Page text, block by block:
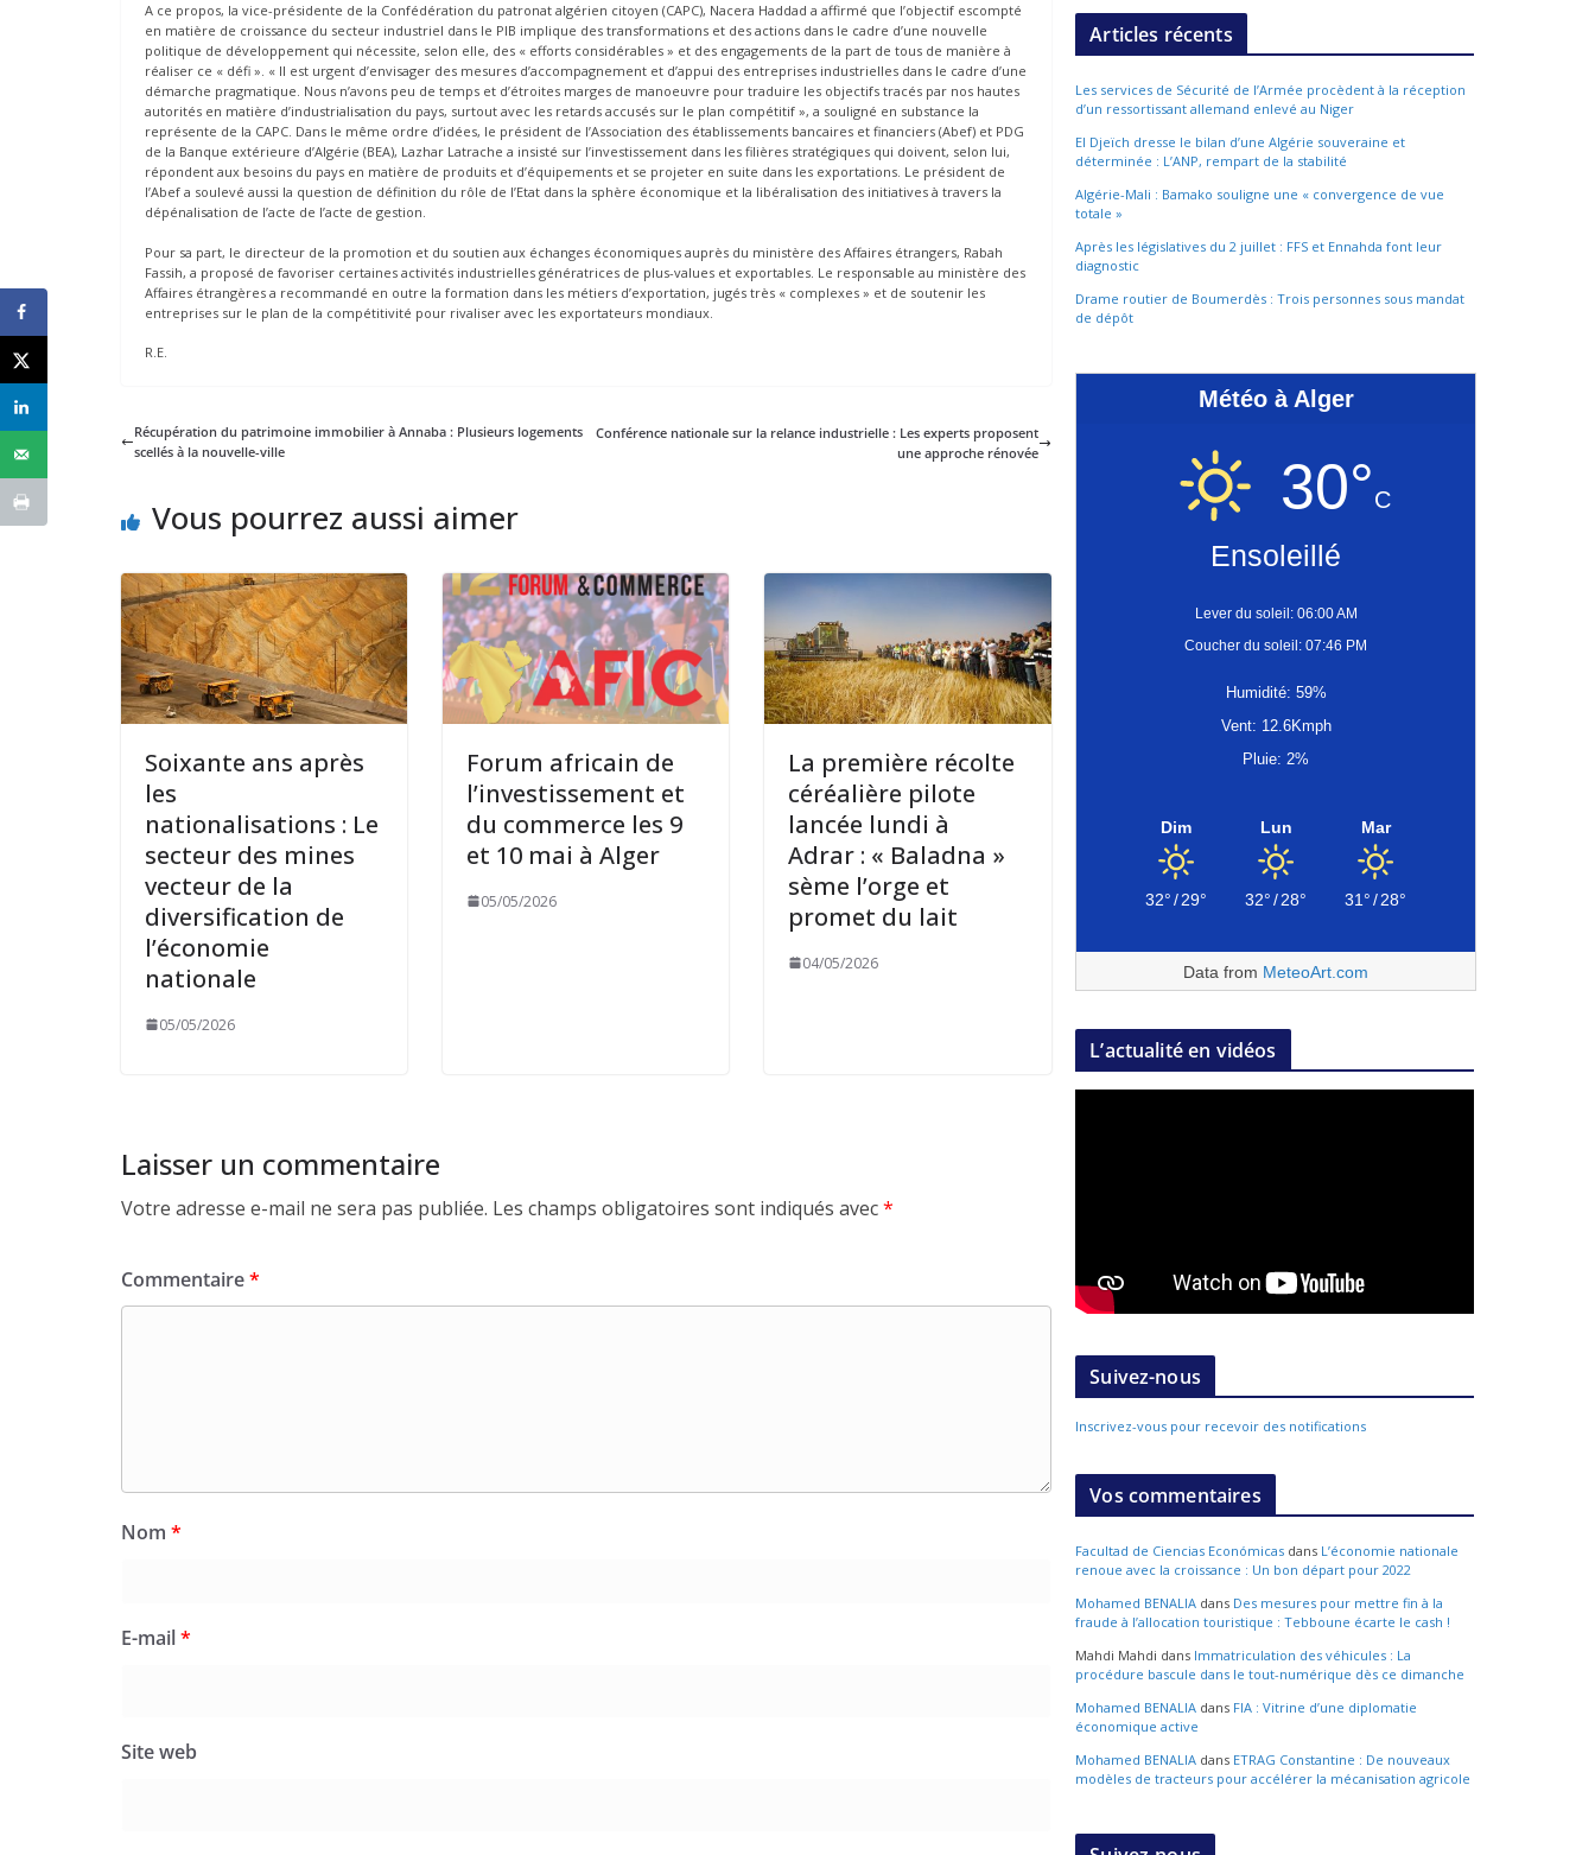
A ce propos, la vice-présidente de la Confédération du patronat algérien citoyen (CAPC), Nacera Haddad a affirmé que l’objectif escompté
en matière de croissance du secteur industriel dans le PIB implique des transformations et des actions dans le cadre d’une nouvelle
politique de développement qui nécessite, selon elle, des « efforts considérables » et des engagements de la part de tous de manière à
réaliser ce « défi ». « Il est urgent d’envisager des mesures d’accompagnement et d’appui des entreprises industrielles dans le cadre d’une
démarche pragmatique. Nous n’avons peu de temps et d’étroites marges de manoeuvre pour traduire les objectifs tracés par nos hautes
autorités en matière d’industrialisation du pays, surtout avec les retards accusés sur le plan compétitif », a souligné en substance la
représente de la CAPC. Dans le même ordre d’idées, le président de l’Association des établissements bancaires et financiers (Abef) et PDG
de la Banque extérieure d’Algérie (BEA), Lazhar Latrache a insisté sur l’investissement dans les filières stratégiques qui doivent, selon lui,
répondent aux besoins du pays en matière de produits et d’équipements et se projeter en suite dans les exportations. Le président de
l’Abef a soulevé aussi la question de définition du rôle de l’Etat dans la sphère économique et la libéralisation des initiatives à travers la
dépénalisation de l’acte de l’acte de gestion.
Pour sa part, le directeur de la promotion et du soutien aux échanges économiques auprès du ministère des Affaires étrangers, Rabah
Fassih, a proposé de favoriser certaines activités industrielles génératrices de plus-values et exportables. Le responsable au ministère des
Affaires étrangères a recommandé en outre la formation dans les métiers d’exportation, jugés très « complexes » et de soutenir les
entreprises sur le plan de la compétitivité pour rivaliser avec les exportateurs mondiaux.
R.E.
Récupération du patrimoine immobilier à Annaba : Plusieurs logements
scellés à la nouvelle-ville
Conférence nationale sur la relance industrielle : Les experts proposent
une approche rénovée
Vous pourrez aussi aimer
Soixante ans après
les
nationalisations : Le
secteur des mines
vecteur de la
diversification de
l’économie
nationale
05/05/2026
Forum africain de
l’investissement et
du commerce les 9
et 10 mai à Alger
05/05/2026
La première récolte
céréalière pilote
lancée lundi à
Adrar : « Baladna »
sème l’orge et
promet du lait
04/05/2026
Laisser un commentaire
Votre adresse e-mail ne sera pas publiée. Les champs obligatoires sont indiqués avec*
Commentaire*
Nom *
E-mail*
Site web
Articles récents
Les services de Sécurité de l’Armée procèdent à la réception
d’un ressortissant allemand enlevé au Niger
El Djeïch dresse le bilan d’une Algérie souveraine et
déterminée : L’ANP, rempart de la stabilité
Algérie-Mali : Bamako souligne une « convergence de vue
totale »
Après les législatives du 2 juillet : FFS et Ennahda font leur
diagnostic
Drame routier de Boumerdès : Trois personnes sous mandat
de dépôt
Météo à Alger
30°C
Ensoleillé
Lever du soleil: 06:00 AM
Coucher du soleil: 07:46 PM
Humidité: 59%
Vent: 12.6Kmph
Pluie: 2%
Dim
32°/29°
Lun
32°/28°
Mar
31°/28°
Data from MeteoArt.com
L’actualité en vidéos
Suivez-nous
Inscrivez-vous pour recevoir des notifications
Vos commentaires
Facultad de Ciencias Económicas dans L’économie nationale
renoue avec la croissance : Un bon départ pour 2022
Mohamed BENALIA dans Des mesures pour mettre fin à la
fraude à l’allocation touristique : Tebboune écarte le cash !
Mahdi Mahdi dans Immatriculation des véhicules : La
procédure bascule dans le tout-numérique dès ce dimanche
Mohamed BENALIA dans FIA : Vitrine d’une diplomatie
économique active
Mohamed BENALIA dans ETRAG Constantine : De nouveaux
modèles de tracteurs pour accélérer la mécanisation agricole